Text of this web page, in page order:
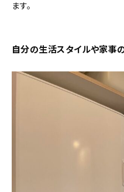
インテリア
ます。
自分の生活スタイルや家事